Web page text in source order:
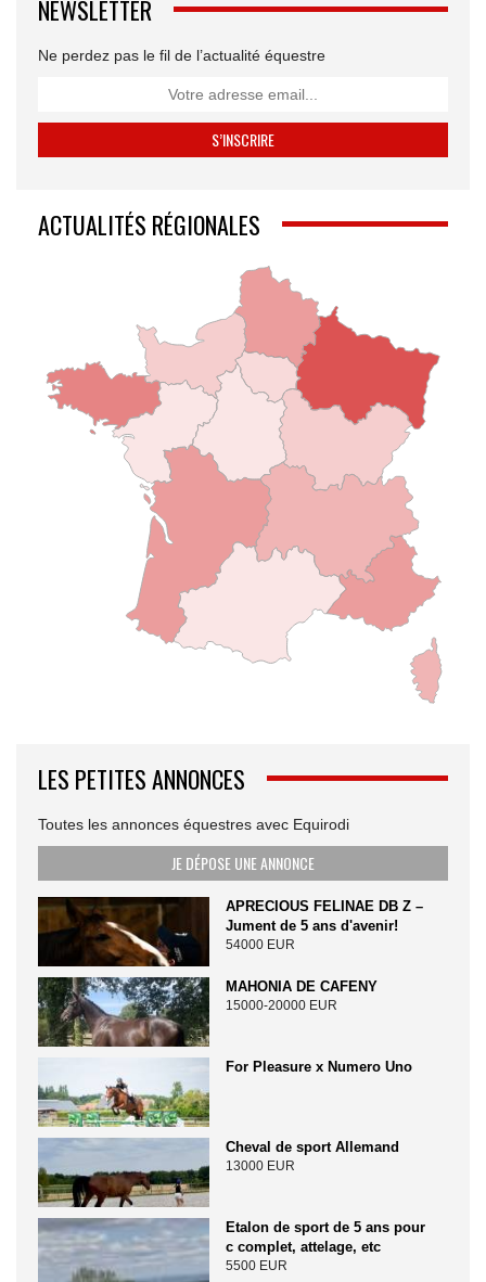
NEWSLETTER
Ne perdez pas le fil de l’actualité équestre
ACTUALITÉS RÉGIONALES
LES PETITES ANNONCES
Toutes les annonces équestres avec Equirodi
JE DÉPOSE UNE ANNONCE
APRECIOUS FELINAE DB Z –
Jument de 5 ans d'avenir!
54000 EUR
MAHONIA DE CAFENY
15000-20000 EUR
For Pleasure x Numero Uno
Cheval de sport Allemand
13000 EUR
Etalon de sport de 5 ans pour
c complet, attelage, etc
5500 EUR